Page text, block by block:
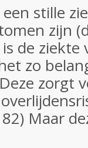
stille
zijn
de ziekte
zo
zorgt
Maar